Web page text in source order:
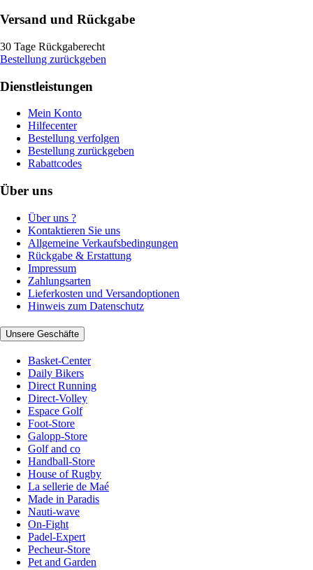
Versand und Rückgabe
30 Tage Rückgaberecht
Bestellung zurückgeben
Dienstleistungen
Mein Konto
Hilfecenter
Bestellung verfolgen
Bestellung zurückgeben
Rabattcodes
Über uns
Über uns ?
Kontaktieren Sie uns
Allgemeine Verkaufsbedingungen
Rückgabe & Erstattung
Impressum
Zahlungsarten
Lieferkosten und Versandoptionen
Hinweis zum Datenschutz
Unsere Geschäfte
Basket-Center
Daily Bikers
Direct Running
Direct-Volley
Espace Golf
Foot-Store
Galopp-Store
Golf and co
Handball-Store
House of Rugby
La sellerie de Maé
Made in Paradis
Nauti-wave
On-Fight
Padel-Expert
Pecheur-Store
Pet and Garden